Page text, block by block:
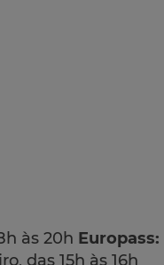
às 20h Europass:
das 15h às 16h